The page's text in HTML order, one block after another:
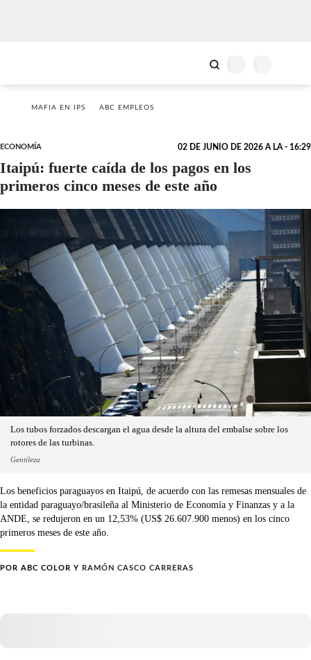
MAFIA EN IPS ABC EMPLEOS
ECONOMÍA 02 DE JUNIO DE 2026 A LA - 16:29
Itaipú: fuerte caída de los pagos en los
primeros cinco meses de este año
Los tubos forzados descargan el agua desde la altura del embalse sobre los
rotores de las turbinas.
Gentileza
Los beneficios paraguayos en Itaipú, de acuerdo con las remesas mensuales de
la entidad paraguayo/brasileña al Ministerio de Economía y Finanzas y a la
ANDE, se redujeron en un 12,53% (US$ 26.607.900 menos) en los cinco
primeros meses de este año.
POR ABC COLOR Y RAMÓN CASCO CARRERAS